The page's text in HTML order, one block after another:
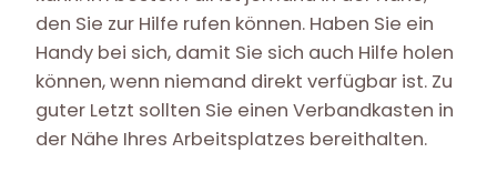
den Sie zur Hilfe rufen können. Haben Sie ein
Handy bei sich, damit Sie sich auch Hilfe holen
können, wenn niemand direkt verfügbar ist. Zu
guter Letzt sollten Sie einen Verbandkasten in
der Nähe Ihres Arbeitsplatzes bereithalten.